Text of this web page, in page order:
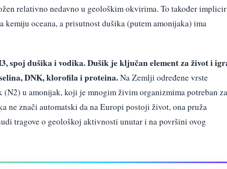
relativno nedavno u geološkim okvirima. To također
oceana, a prisutnost dušika (putem amonijaka) ima
spoj dušika i vodika. Dušik je ključan element za život i
DNK, klorofila i proteina.Na Zemlji određene vrste
u amonijak, koji je mnogim živim organizmima potreban za
ne znači automatski da na Europi postoji život, ona pruža
tragove o geološkoj aktivnosti unutar i na površini ovog